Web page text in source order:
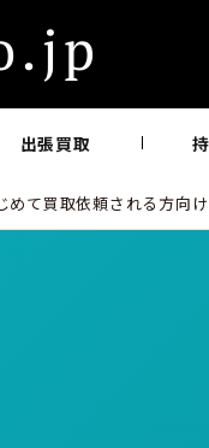
出張買取
めて買取依頼される方向け